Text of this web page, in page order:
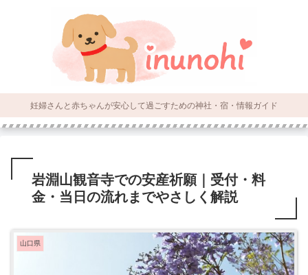
妊婦さんと赤ちゃんが安心して過ごすための神社・宿・情報ガイド
岩淵山観音寺での安産祈願｜受付・料
金・当日の流れまでやさしく解説
山口県